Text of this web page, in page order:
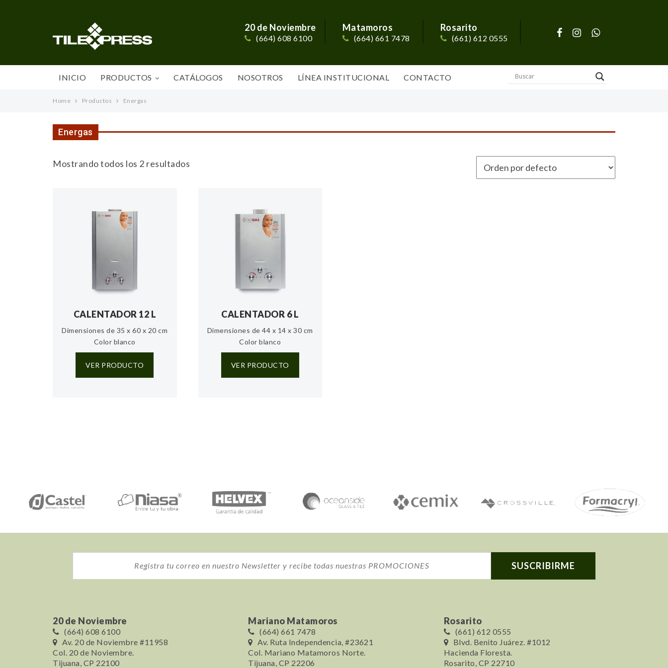
20 de Noviembre
(664) 608 6100
Matamoros
(664) 661 7478
Rosarito
(661) 612 0555
INICIO PRODUCTOS CATÁLOGOS NOSOTROS LÍNEA INSTITUCIONAL CONTACTO
Home Productos Energas
Energas
Mostrando todos los 2 resultados
CALENTADOR 12 L
Dimensiones de 35 x 60 x 20 cm
Color blanco
VER PRODUCTO
CALENTADOR 6 L
Dimensiones de 44 x 14 x 30 cm
Color blanco
VER PRODUCTO
20 de Noviembre
(664) 608 6100
Av. 20 de Noviembre #11958
Col. 20 de Noviembre.
Tijuana, CP 22100
Mariano Matamoros
(664) 661 7478
Av. Ruta Independencia, #23621
Col. Mariano Matamoros Norte.
Tijuana, CP 22206
Rosarito
(661) 612 0555
Blvd. Benito Juárez. #1012
Hacienda Floresta.
Rosarito, CP 22710